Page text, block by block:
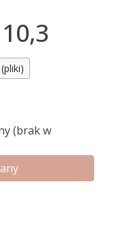
(brak w